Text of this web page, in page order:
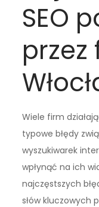
SEO
przez
Wiele firm
typowe błędy
wyszukiwarek
wpłynąć na ich
najczęstszych
słów kluczowych